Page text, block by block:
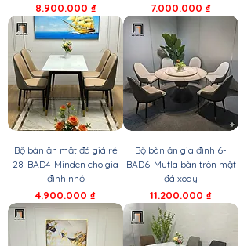
Giá
8.900.000 ₫ Giá
7.000.000 ₫
Bộ bàn ăn mặt đá giá rẻ
28-BAD4-Minden cho gia
đình nhỏ
Giá
4.900.000 ₫
Bộ bàn ăn gia đình 6-
BAD6-Mutla bàn tròn mặt
đá xoay
Giá
11.200.000 ₫